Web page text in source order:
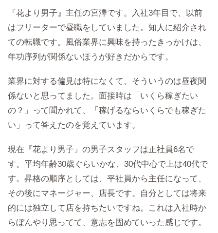
『花より男子』主任の宮澤です。入社3年目で、以前
はフリーターで昼職をしていました。知人に紹介され
ての転職です。風俗業界に興味を持ったきっかけは、
年功序列が関係ないほうが好きだからです。
業界に対する偏見は特になくて、そういうのは昼夜関
係ないと思ってました。面接時は「いくら稼ぎたい
の？」って聞かれて、「稼げるならいくらでも稼ぎた
い」って答えたのを覚えています。
現在『花より男子』の男子スタッフは正社員6名で
す。平均年齢30歳ぐらいかな、30代中心で上は40代で
す。昇格の順序としては、平社員から主任になって、
その後にマネージャー、店長です。自分としては将来
的には独立して店を持ちたいですね。これは入社時か
らぼんやり思ってて、意志を固めていった感じです。